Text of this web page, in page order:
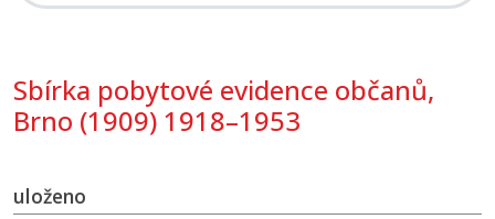
Sbírka pobytové evidence občanů,
Brno (1909) 1918–1953
uloženo